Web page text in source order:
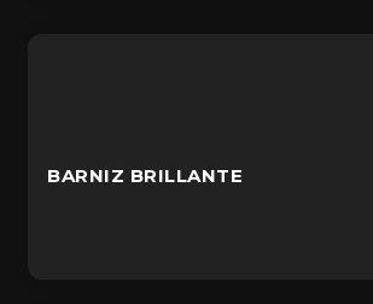
BARNIZ BRILLANTE